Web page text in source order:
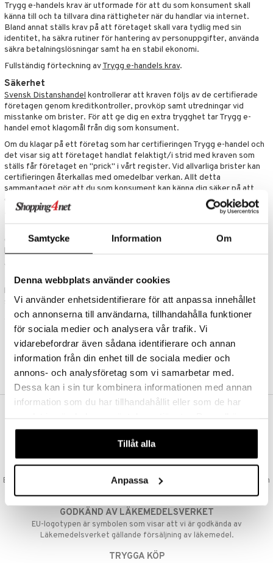
Samtycke Information Om
Denna webbplats använder cookies
Vi använder enhetsidentifierare för att anpassa innehållet
och annonserna till användarna, tillhandahålla funktioner
för sociala medier och analysera vår trafik. Vi
vidarebefordrar även sådana identifierare och annan
information från din enhet till de sociala medier och
annons- och analysföretag som vi samarbetar med.
Dessa kan i sin tur kombinera informationen med annan
information som du har tillhandahållit eller som de har
våra cookies vid fortsatt användande av vår webbplats.
Tillåt alla
Anpassa
Trygg e-handels krav är utformade för att du som konsument skall
känna till och ta tillvara dina rättigheter när du handlar via internet.
Bland annat ställs krav på att företaget skall vara tydlig med sin
identitet, ha säkra rutiner för hantering av personuppgifter, använda
säkra betalningslösningar samt ha en stabil ekonomi.
Fullständig förteckning avTrygg e-handels krav.
Säkerhet
Svensk Distanshandel kontrollerar att kraven följs av de certifierade
företagen genom kreditkontroller, provköp samt utredningar vid
misstanke om brister. För att ge dig en extra trygghet tar Trygg e-
handel emot klagomål från dig som konsument.
Om du klagar på ett företag som har certifieringen Trygg e-handel och
det visar sig att företaget handlat felaktigt/i strid med kraven som
ställs får företaget en "prick" i vårt register. Vid allvarliga brister kan
certifieringen återkallas med omedelbar verkan. Allt detta
sammantaget gör att du som konsument kan känna dig säker på att
endast seriösa företag bär Trygg e-handel symbolen.
över Trygg e-handel symbolen.Se exempel här
. Varje anslutet företag
har ett unikt certifikat på domänen tryggehandel.se.
Var hittar jag Trygg e-handel certifierade företag?
Du hittar allacertifierade företag här. Företaget är indelande i
kategorier efter sortiment så att du lättare skall kunna hitta företag
som säljer de varor & tjänster du är intresserad av!
Vi erbjuder fri frakt från 350 kr. Vår gräns för fraktfri leverans bestäms
utifån vilken avdelning du handlar från. Läs mer här »
SNABBA LEVERANSER
Beställningar lagda före 14:00 (gäller varor i lager) skickas normalt ut från
GODKÄND AV LÄKEMEDELSVERKET
EU-logotypen är symbolen som visar att vi är godkända av
Läkemedelsverket gällande försäljning av läkemedel.
TRYGGA KÖP